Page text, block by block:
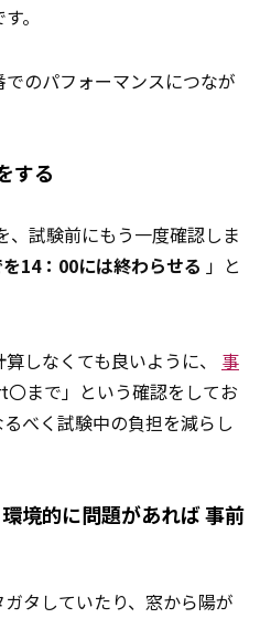
。
でのパフォーマンスにつなが
する
、試験前にもう一度確認しま
14：00には終わらせる 」と
しなくても良いように、 事
まで」という確認をしてお
べく試験中の負担を減らし
境的に問題があれば事前
タしていたり、窓から陽が